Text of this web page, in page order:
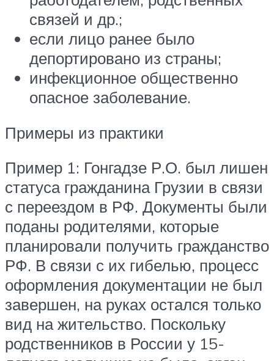
связей и др.;
если лицо ранее было
депортировано из страны;
инфекционное общественно
опасное заболевание.
Примеры из практики
Пример 1: Гонгадзе Р.О. был лишен
статуса гражданина Грузии в связи
с переездом в РФ. Документы были
поданы родителями, которые
планировали получить гражданство
РФ. В связи с их гибелью, процесс
оформления документации не был
завершен, на руках остался только
вид на жительство. Поскольку
родственников в России у 15-